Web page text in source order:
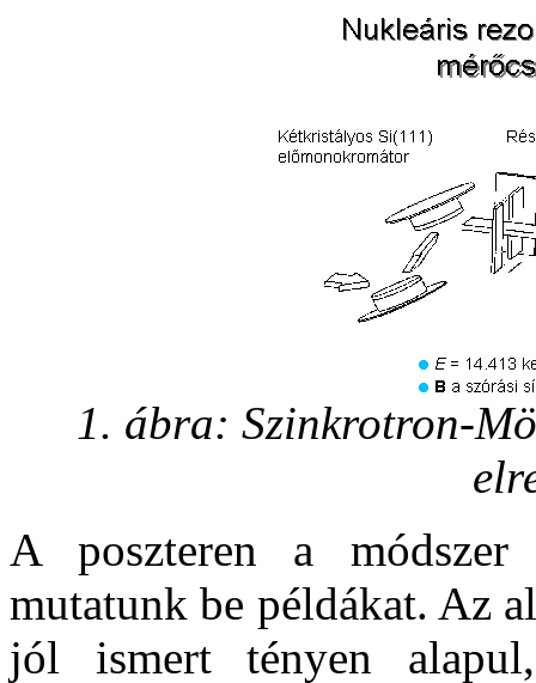
1. ábra: Szinkrotron-
A poszteren a
mutatunk be példákat. Az
jól ismert tényen